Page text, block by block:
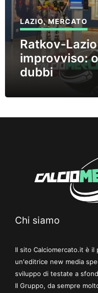
LAZIO,MERCATO
Ratkov-
improvviso:
dubbi
Chi siamo
Il sito Calciomercato.it è
un'editrice new media
sviluppo di testate a
Il Gruppo, da sempre